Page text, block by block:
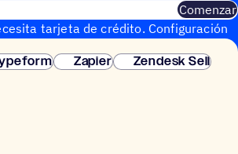
Comenzar
tarjeta de crédito. Configuración
Zapier Zendesk Sell